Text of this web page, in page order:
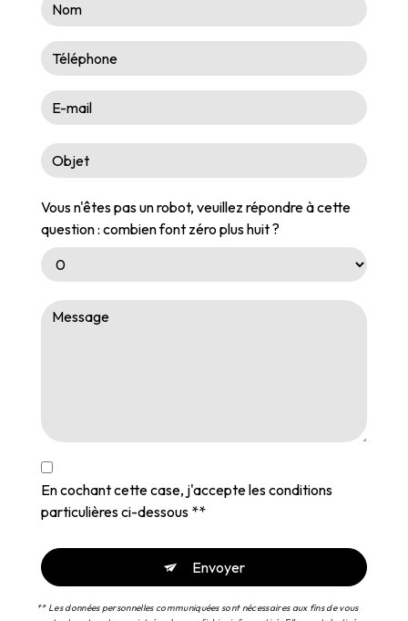
Vous n'êtes pas un robot, veuillez répondre à cette
question : combien font zéro plus huit ?
En cochant cette case, j'accepte les conditions
particulières ci-dessous **
Envoyer
** Les données personnelles communiquées sont nécessaires aux fins de vous